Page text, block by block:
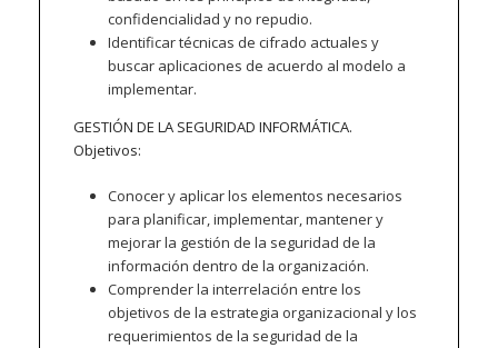
confidencialidad y no repudio.
Identificar técnicas de cifrado actuales y
buscar aplicaciones de acuerdo al modelo a
implementar.
GESTIÓN DE LA SEGURIDAD INFORMÁTICA.
Objetivos:
Conocer y aplicar los elementos necesarios
para planificar, implementar, mantener y
mejorar la gestión de la seguridad de la
información dentro de la organización.
Comprender la interrelación entre los
objetivos de la estrategia organizacional y los
requerimientos de la seguridad de la